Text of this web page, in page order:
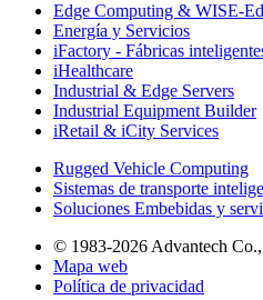
Edge Computing & WISE-
Energía y Servicios
iFactory - Fábricas
iHealthcare
Industrial & Edge Servers
Industrial Equipment Builder
iRetail & iCity Services
Rugged Vehicle Computing
Sistemas de transporte
Soluciones Embebidas y
© 1983-2026 Advantech
Mapa web
Política de privacidad